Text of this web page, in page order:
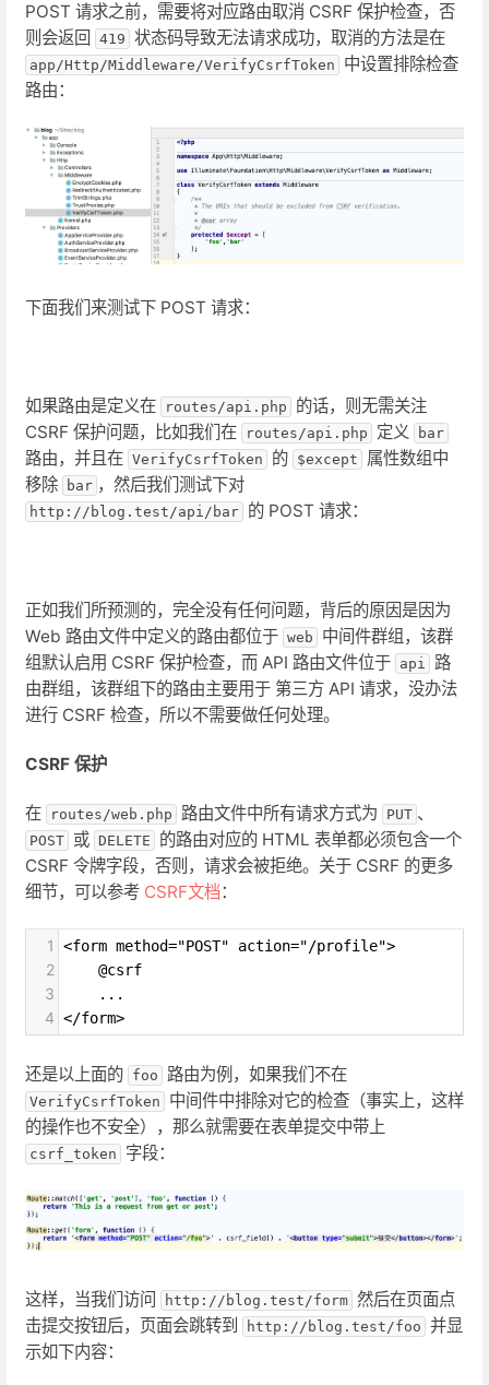
POST 请求之前，需要将对应路由取消 CSRF 保护检查，否
则会返回
419 状态码导致无法请求成功，取消的方法是在
app/Http/Middleware/VerifyCsrfToken
中设置排除检查
路由：
下面我们来测试下 POST 请求：
如果路由是定义在 routes/api.php
的话，则无需关注
CSRF 保护问题，比如我们在
routes/api.php 定义 bar
路由，并且在 VerifyCsrfToken 的 $except
属性数组中
移除
bar ，然后我们测试下对
http://blog.test/api/bar 的 POST 请求：
正如我们所预测的，完全没有任何问题，背后的原因是因为
Web 路由文件中定义的路由都位于 web
中间件群组，该群
组默认启用 CSRF 保护检查，而 API 路由文件位于 api
路
由群组，该群组下的路由主要用于 第三方 API 请求，没办法
进行 CSRF 检查，所以不需要做任何处理。
CSRF 保护
在 routes/web.php 路由文件中所有请求方式为 PUT 、
POST 或 DELETE
的路由对应的 HTML 表单都必须包含一个
CSRF 令牌字段，否则，请求会被拒绝。关于 CSRF 的更多
细节，可以参考 CSRF文档：
1 <form method="POST" action="/profile">
2
    @csrf
3
    ...
4 </form>
还是以上面的 foo 路由为例，如果我们不在
VerifyCsrfToken
中间件中排除对它的检查（事实上，这样
的操作也不安全），那么就需要在表单提交中带上
csrf_token 字段：
这样，当我们访问 http://blog.test/form 然后在页面点
击提交按钮后，页面会跳转到
http://blog.test/foo 并显
示如下内容：